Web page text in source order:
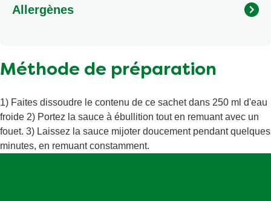
Matières grasses saturées
Total des glucides
Protéines
Allergènes
Méthode de préparation
1) Faites dissoudre le contenu de ce sachet dans 250 ml d'eau
froide 2) Portez la sauce à ébullition tout en remuant avec un
fouet. 3) Laissez la sauce mijoter doucement pendant quelques
minutes, en remuant constamment.